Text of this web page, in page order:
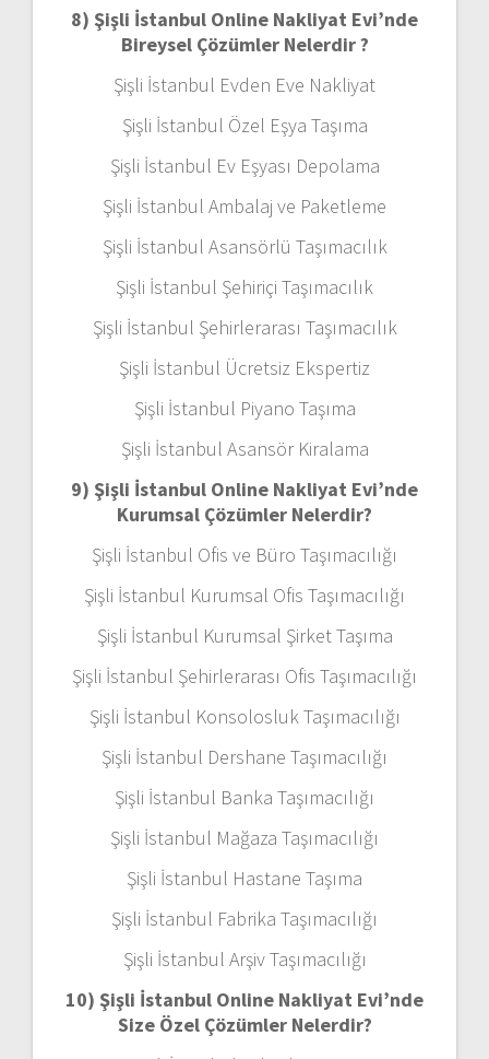
8) Şişli İstanbul Online Nakliyat Evi’nde
Bireysel Çözümler Nelerdir ?
Şişli İstanbul Evden Eve Nakliyat
Şişli İstanbul Özel Eşya Taşıma
Şişli İstanbul Ev Eşyası Depolama
Şişli İstanbul Ambalaj ve Paketleme
Şişli İstanbul Asansörlü Taşımacılık
Şişli İstanbul Şehiriçi Taşımacılık
Şişli İstanbul Şehirlerarası Taşımacılık
Şişli İstanbul Ücretsiz Ekspertiz
Şişli İstanbul Piyano Taşıma
Şişli İstanbul Asansör Kiralama
9) Şişli İstanbul Online Nakliyat Evi’nde
Kurumsal Çözümler Nelerdir?
Şişli İstanbul Ofis ve Büro Taşımacılığı
Şişli İstanbul Kurumsal Ofis Taşımacılığı
Şişli İstanbul Kurumsal Şirket Taşıma
Şişli İstanbul Şehirlerarası Ofis Taşımacılığı
Şişli İstanbul Konsolosluk Taşımacılığı
Şişli İstanbul Dershane Taşımacılığı
Şişli İstanbul Banka Taşımacılığı
Şişli İstanbul Mağaza Taşımacılığı
Şişli İstanbul Hastane Taşıma
Şişli İstanbul Fabrika Taşımacılığı
Şişli İstanbul Arşiv Taşımacılığı
10) Şişli İstanbul Online Nakliyat Evi’nde
Size Özel Çözümler Nelerdir?